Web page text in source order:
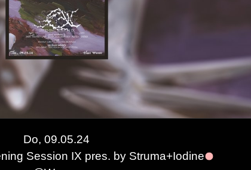
Do, 09.05.24
Session IX pres. by Struma+Iodine